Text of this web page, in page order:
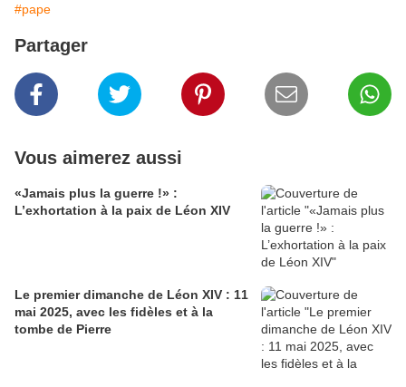
#pape
Partager
Vous aimerez aussi
«Jamais plus la guerre !» :
L’exhortation à la paix de Léon XIV
Le premier dimanche de Léon XIV : 11
mai 2025, avec les fidèles et à la
tombe de Pierre